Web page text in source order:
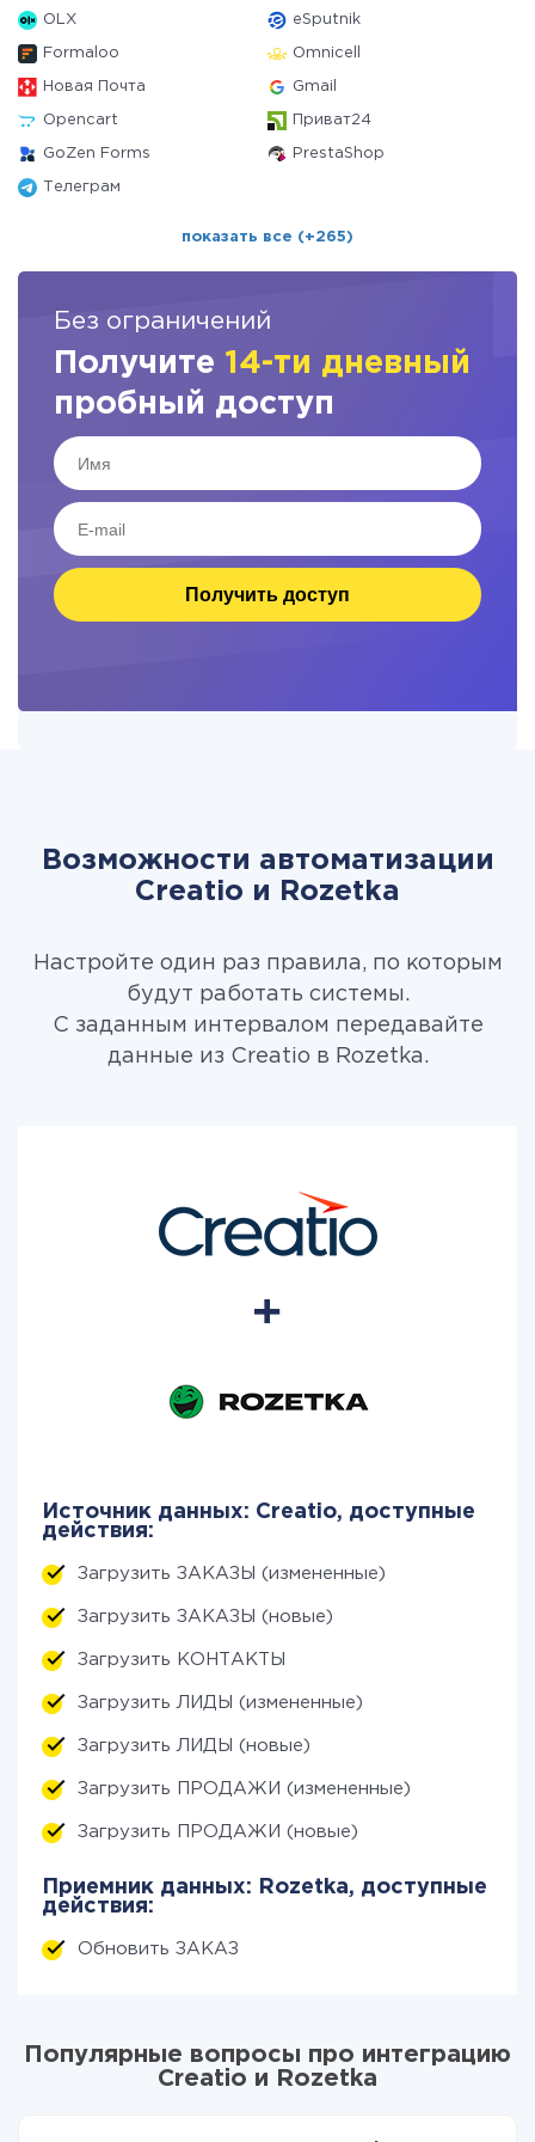
OLX eSputnik
Formaloo Omnicell
Новая Почта Gmail
Opencart Приват24
GoZen Forms PrestaShop
Телеграм
показать все (+265)
Без ограничений
Получите 14-ти дневный
пробный доступ
Получить доступ
Возможности автоматизации
Creatio и Rozetka
Настройте один раз правила, по которым
будут работать системы.
С заданным интервалом передавайте
данные из Creatio в Rozetka.
Источник данных: Creatio, доступные
действия:
Загрузить ЗАКАЗЫ (измененные)
Загрузить ЗАКАЗЫ (новые)
Загрузить КОНТАКТЫ
Загрузить ЛИДЫ (измененные)
Загрузить ЛИДЫ (новые)
Загрузить ПРОДАЖИ (измененные)
Загрузить ПРОДАЖИ (новые)
Приемник данных: Rozetka, доступные
действия:
Обновить ЗАКАЗ
Популярные вопросы про интеграцию
Creatio и Rozetka